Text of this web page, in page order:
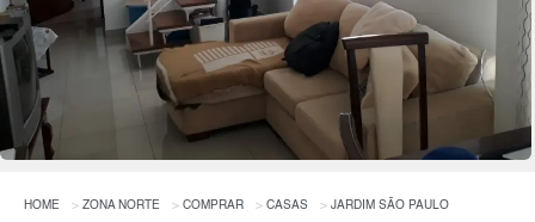
HOME ZONA NORTE COMPRAR CASAS JARDIM SÃO PAULO